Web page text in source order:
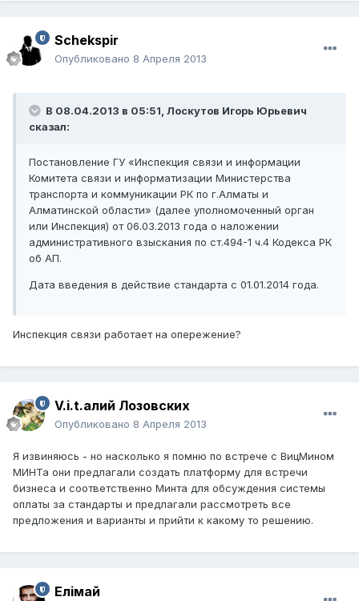
Schekspir
Опубликовано 8 Апреля 2013
В 08.04.2013 в 05:51, Лоскутов Игорь Юрьевич
сказал:
Постановление ГУ «Инспекция связи и информации
Комитета связи и информатизации Министерства
транспорта и коммуникации РК по г.Алматы и
Алматинской области» (далее уполномоченный орган
или Инспекция) от 06.03.2013 года о наложении
административного взыскания по ст.494-1 ч.4 Кодекса РК
об АП.
Дата введения в действие стандарта с 01.01.2014 года.
Инспекция связи работает на опережение?
V.i.t.алий Лозовских
Опубликовано 8 Апреля 2013
Я извиняюсь - но насколько я помню по встрече с ВицМином
МИНТа они предлагали создать платформу для встречи
бизнеса и соответственно Минта для обсуждения системы
оплаты за стандарты и предлагали рассмотреть все
предложения и варианты и прийти к какому то решению.
Елiмай